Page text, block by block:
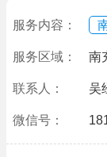
服务内容：
服务区域： 南
联系人： 吴
微信号：